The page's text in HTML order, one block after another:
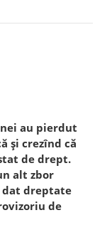
au pierdut
și crezînd că
de drept.
alt zbor
dat dreptate
de